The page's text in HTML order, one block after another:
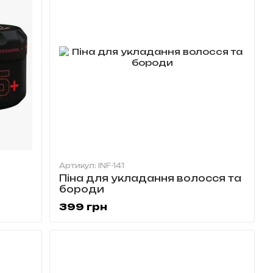
Артикул: INF-141
Піна для укладання волосся та
бороди
399 грн